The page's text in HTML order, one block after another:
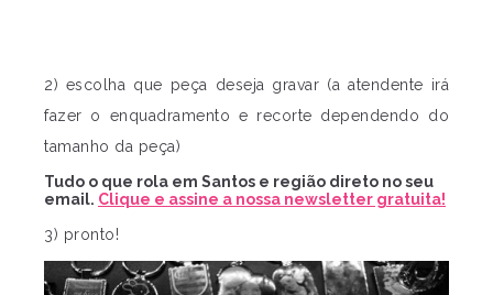
2) escolha que peça deseja gravar (a atendente irá
fazer o enquadramento e recorte dependendo do
tamanho da peça)
Tudo o que rola em Santos e região direto no seu
email. Clique e assine a nossa newsletter gratuita!
3) pronto!